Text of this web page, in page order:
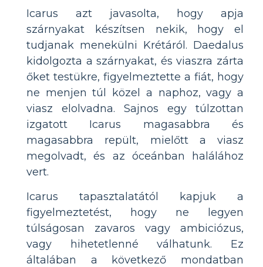
Icarus azt javasolta, hogy apja
szárnyakat készítsen nekik, hogy el
tudjanak menekülni Krétáról. Daedalus
kidolgozta a szárnyakat, és viaszra zárta
őket testükre, figyelmeztette a fiát, hogy
ne menjen túl közel a naphoz, vagy a
viasz elolvadna. Sajnos egy túlzottan
izgatott Icarus magasabbra és
magasabbra repült, mielőtt a viasz
megolvadt, és az óceánban halálához
vert.
Icarus tapasztalatától kapjuk a
figyelmeztetést, hogy ne legyen
túlságosan zavaros vagy ambiciózus,
vagy hihetetlenné válhatunk. Ez
általában a következő mondatban